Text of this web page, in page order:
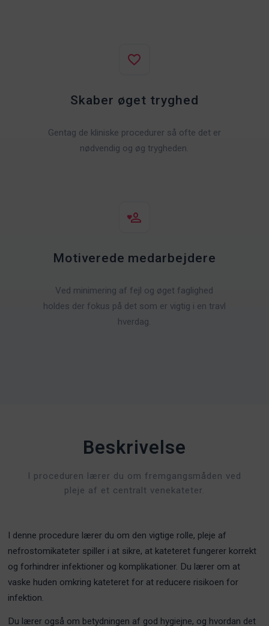
Skaber øget tryghed
Gentag de kliniske procedurer så ofte det er
nødvendig og øg trygheden.
Motiverede medarbejdere
Ved minimering af fejl og øget faglighed
holdes der fokus på det som er vigtig i en travl
hverdag.
Beskrivelse
I proceduren lærer du om fremgangsmåden ved
pleje af et centralt venekateter.
I denne procedure lærer du om den vigtige rolle, pleje af
nefrostomikateter spiller i at sikre, at kateteret fungerer korrekt
og forhindrer infektioner og komplikationer. Du lærer om at
vaske huden omkring kateteret for at reducere risikoen for
infektion.
Du lærer også om betydningen af god hygiejne, og hvordan det